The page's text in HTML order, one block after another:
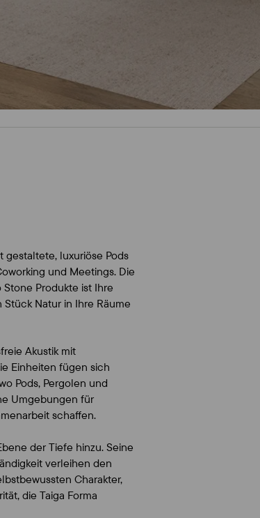
luxuriöse Pods
und Meetings. Die
Produkte ist Ihre
Natur in Ihre Räume
Akustik mit
Einheiten fügen sich
Pods, Pergolen und
Umgebungen für
schaffen.
der Tiefe hinzu. Seine
verleihen den
Charakter,
die Taiga Forma